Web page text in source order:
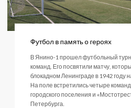
Футбол в память о героях
В Янино-1 прошел футбольный
команд. Его посвятили матчу,
блокадном Ленинграде в 1942 году
На поле встретились четыре
городского поселения и
Петербурга.